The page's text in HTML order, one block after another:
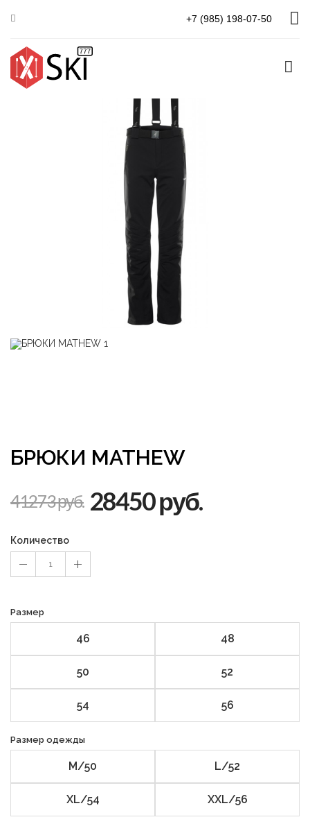
+7 (985) 198-07-50
БРЮКИ MATHEW
41273 руб. 28450 руб.
Количество
1
Размер
46 48
50 52
54 56
Размер одежды
M/50 L/52
XL/54 XXL/56